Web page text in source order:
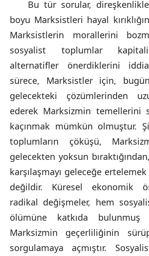
Bu tür sorular,
boyu Marksistleri hayal
Marksistlerin morallerini
sosyalist toplumlar
alternatifler önerdiklerini
sürece, Marksistler için,
gelecekteki çözümlerinden
ederek Marksizmin temellerini
kaçınmak mümkün olmuştur.
toplumların çöküşü,
gelecekten yoksun
karşılaşmayı geleceğe
değildir. Küresel ekonomik
radikal değişmeler, hem
ölümüne katkıda
Marksizmin geçerliliğinin
sorgulamaya açmıştır.